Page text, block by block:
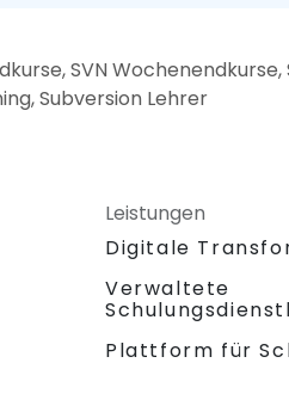
SVN
Subversion Lehrer
Leistungen
Digitale
Verwaltete
Plattform für